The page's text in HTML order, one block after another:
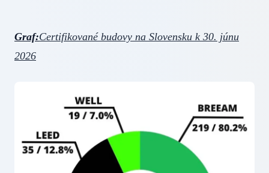
Graf:Certifikované budovy na Slovensku k 30. júnu
2026